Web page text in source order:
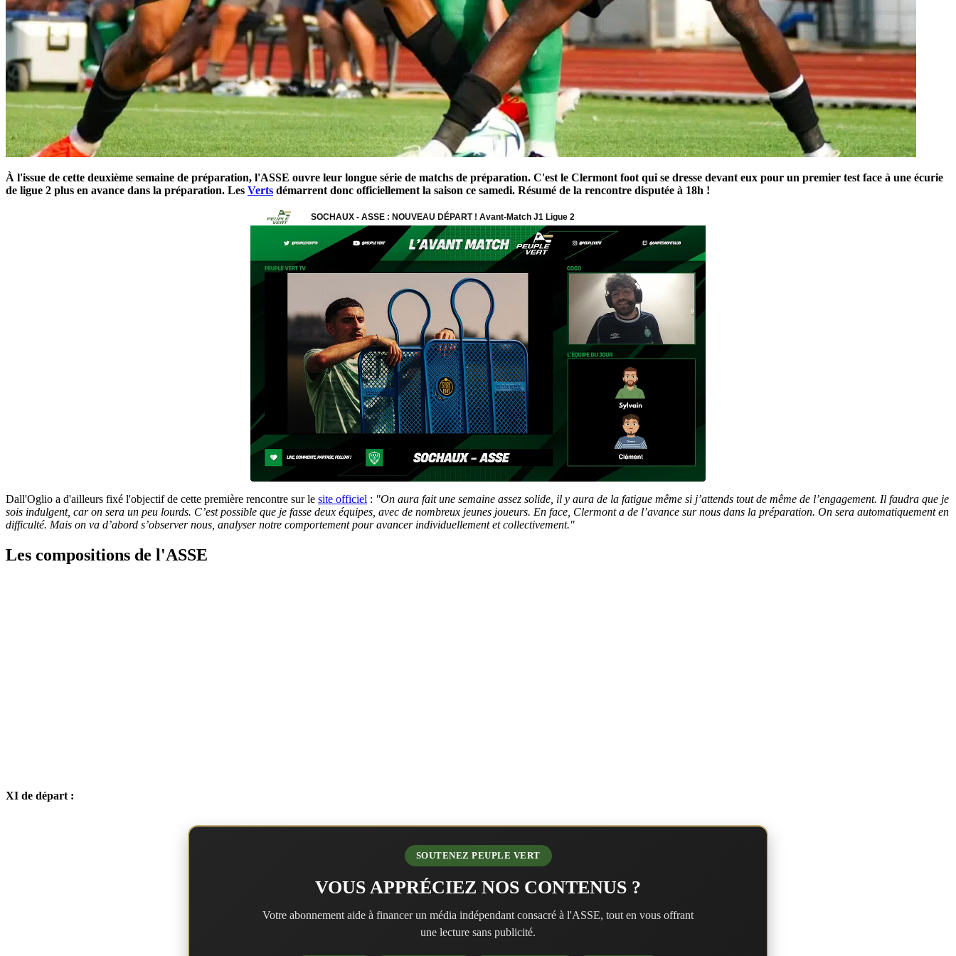
À l'issue de cette deuxième semaine de préparation, l'ASSE ouvre leur longue série de matchs de préparation. C'est le Clermont foot qui se dresse devant eux pour un premier test face à une écurie
de ligue 2 plus en avance dans la préparation. Les Verts démarrent donc officiellement la saison ce samedi. Résumé de la rencontre disputée à 18h !
Dall'Oglio a d'ailleurs fixé l'objectif de cette première rencontre sur le site officiel : "On aura fait une semaine assez solide, il y aura de la fatigue même si j’attends tout de même de l’engagement. Il faudra que je
sois indulgent, car on sera un peu lourds. C’est possible que je fasse deux équipes, avec de nombreux jeunes joueurs. En face, Clermont a de l’avance sur nous dans la préparation. On sera automatiquement en
difficulté. Mais on va d’abord s’observer nous, analyser notre comportement pour avancer individuellement et collectivement."
Les compositions de l'ASSE
XI de départ :
SOUTENEZ PEUPLE VERT
VOUS APPRÉCIEZ NOS CONTENUS ?
Votre abonnement aide à financer un média indépendant consacré à l'ASSE, tout en vous offrant
une lecture sans publicité.